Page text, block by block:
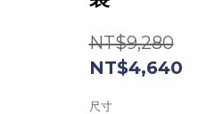
NT$9,280
NT$4,640
尺寸